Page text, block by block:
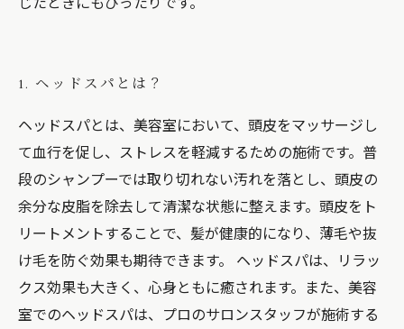
1. ヘッドスパとは？
ヘッドスパとは、美容室において、頭皮をマッサージし
て血行を促し、ストレスを軽減するための施術です。普
段のシャンプーでは取り切れない汚れを落とし、頭皮の
余分な皮脂を除去して清潔な状態に整えます。頭皮をト
リートメントすることで、髪が健康的になり、薄毛や抜
け毛を防ぐ効果も期待できます。 ヘッドスパは、リラッ
クス効果も大きく、心身ともに癒されます。また、美容
室でのヘッドスパは、プロのサロンスタッフが施術する